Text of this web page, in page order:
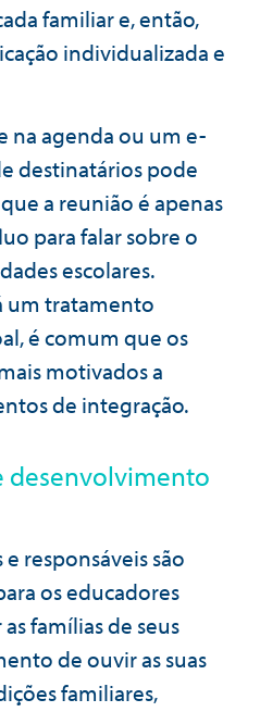
familiar e, então,
individualizada e
na agenda ou um e-
destinatários pode
a reunião é apenas
para falar sobre o
escolares.
um tratamento
é comum que os
motivados a
de integração.
desenvolvimento
responsáveis são
os educadores
famílias de seus
de ouvir as suas
familiares,